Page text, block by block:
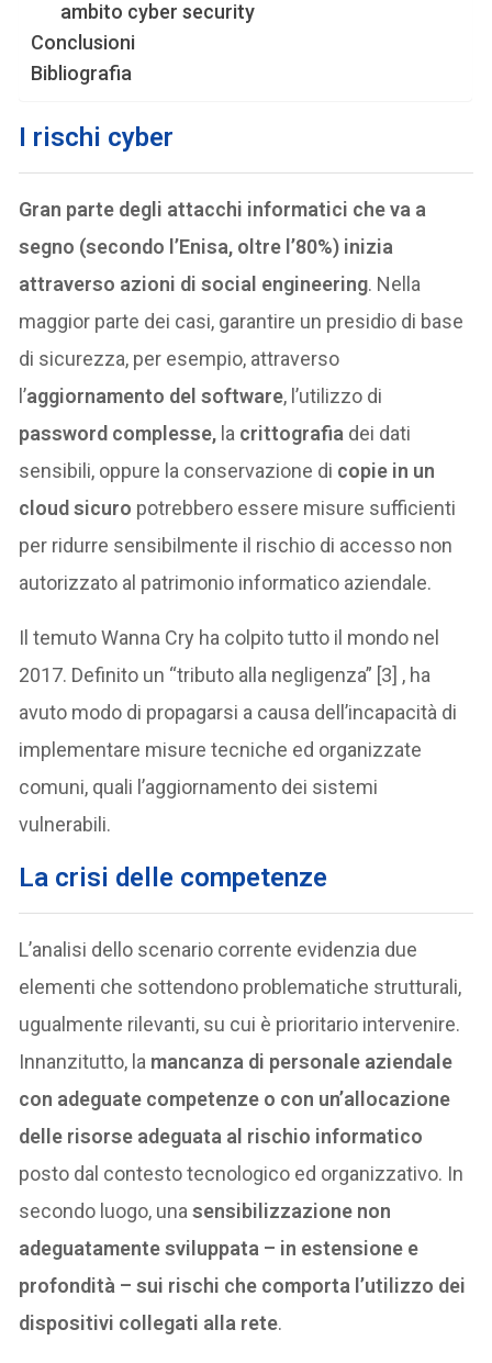
ambito cyber security
Conclusioni
Bibliografia
I rischi cyber
Gran parte degli attacchi informatici che va a
segno (secondo l’Enisa, oltre l’80%) inizia
attraverso azioni di social engineering. Nella
maggior parte dei casi, garantire un presidio di base
di sicurezza, per esempio, attraverso
l’aggiornamento del software, l’utilizzo di
password complesse, la crittografia dei dati
sensibili, oppure la conservazione di copie in un
cloud sicuro potrebbero essere misure sufficienti
per ridurre sensibilmente il rischio di accesso non
autorizzato al patrimonio informatico aziendale.
Il temuto Wanna Cry ha colpito tutto il mondo nel
2017. Definito un “tributo alla negligenza” [3] , ha
avuto modo di propagarsi a causa dell’incapacità di
implementare misure tecniche ed organizzate
comuni, quali l’aggiornamento dei sistemi
vulnerabili.
La crisi delle competenze
L’analisi dello scenario corrente evidenzia due
elementi che sottendono problematiche strutturali,
ugualmente rilevanti, su cui è prioritario intervenire.
Innanzitutto, la mancanza di personale aziendale
con adeguate competenze o con un’allocazione
delle risorse adeguata al rischio informatico
posto dal contesto tecnologico ed organizzativo. In
secondo luogo, unasensibilizzazione non
adeguatamente sviluppata – in estensione e
profondità – sui rischi che comporta l’utilizzo dei
dispositivi collegati alla rete.